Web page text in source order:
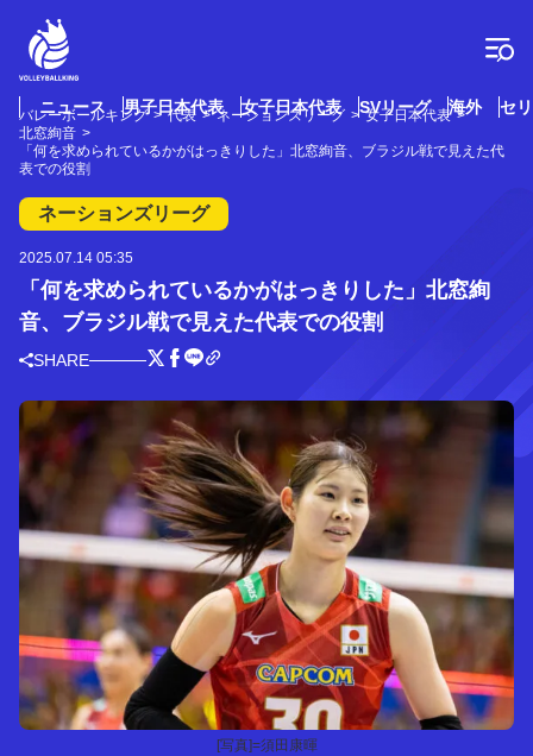
ニュース 男子日本代表 女子日本代表 SVリーグ 海外 セ
バレーボールキング 代表 ネーションズリーグ
女子日本代表
北窓絢音
「何を求められているかがはっきりした」北窓絢音、ブラジル戦で見えた代
表での役割
ネーションズリーグ
2025.07.14 05:35
「何を求められているかがはっきりした」北窓絢
音、ブラジル戦で見えた代表での役割
SHARE
[写真]=須田康暉